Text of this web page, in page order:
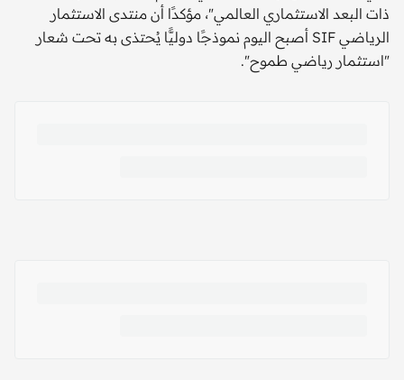
ذات البعد الاستثماري العالمي"، مؤكدًا أن منتدى الاستثمار
الرياضي SIF أصبح اليوم نموذجًا دوليًّا يُحتذى به تحت شعار
"استثمار رياضي طموح".